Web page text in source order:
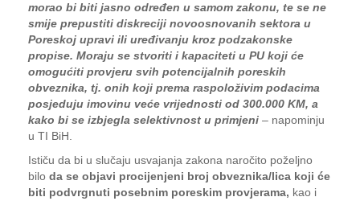
morao bi biti jasno određen u samom zakonu, te se ne
smije prepustiti diskreciji novoosnovanih sektora u
Poreskoj upravi ili uređivanju kroz podzakonske
propise. Moraju se stvoriti i kapaciteti u PU koji će
omogućiti provjeru svih potencijalnih poreskih
obveznika, tj. onih koji prema raspoloživim podacima
posjeduju imovinu veće vrijednosti od 300.000 KM, a
kako bi se izbjegla selektivnost u primjeni – napominju
u TI BiH.
Ističu da bi u slučaju usvajanja zakona naročito poželjno
bilo da se objavi procijenjeni broj obveznika/lica koji će
biti podvrgnuti posebnim poreskim provjerama, kao i